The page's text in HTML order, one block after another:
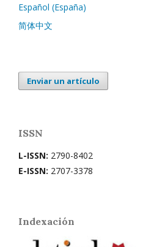
Español (España)
简体中文
Enviar un artículo
ISSN
L-ISSN: 2790-8402
E-ISSN: 2707-3378
Indexación